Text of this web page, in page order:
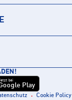
bei
Play
Cookie Policy